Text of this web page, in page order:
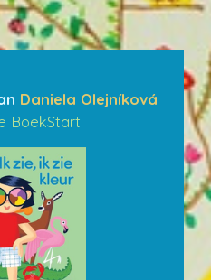
Daniela Olejníková
BoekStart